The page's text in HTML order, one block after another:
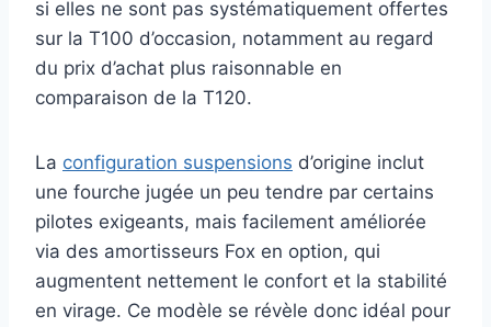
si elles ne sont pas systématiquement offertes
sur la T100 d’occasion, notamment au regard
du prix d’achat plus raisonnable en
comparaison de la T120.
La configuration suspensions d’origine inclut
une fourche jugée un peu tendre par certains
pilotes exigeants, mais facilement améliorée
via des amortisseurs Fox en option, qui
augmentent nettement le confort et la stabilité
en virage. Ce modèle se révèle donc idéal pour